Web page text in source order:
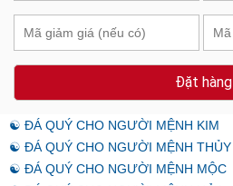
Đặt hàng
☯ ĐÁ QUÝ CHO NGƯỜI MỆNH KIM
☯ ĐÁ QUÝ CHO NGƯỜI MỆNH THỦY
☯ ĐÁ QUÝ CHO NGƯỜI MỆNH MỘC